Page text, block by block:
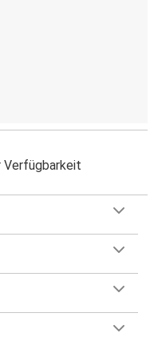
Verfügbarkeit